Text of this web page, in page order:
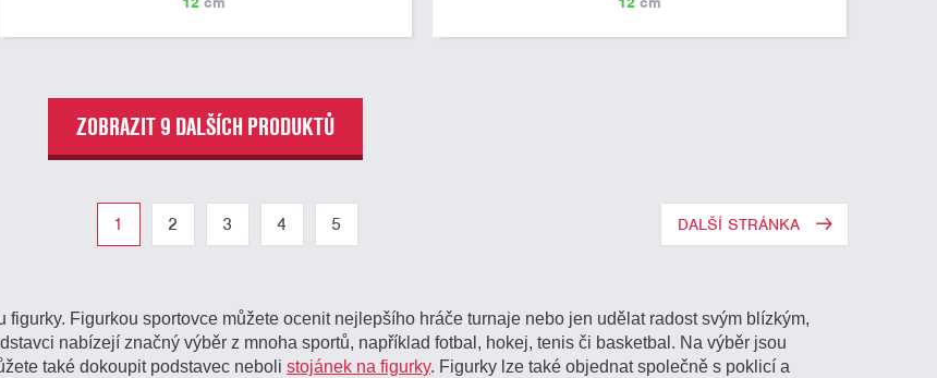
ZOBRAZIT 9 DALŠÍCH PRODUKTŮ
1 2 3 4 5 DALŠÍ STRÁNKA
Figurkou sportovce můžete ocenit nejlepšího hráče turnaje nebo jen udělat radost svým blízkým,
nabízejí značný výběr z mnoha sportů, například fotbal, hokej, tenis či basketbal. Na výběr jsou
také dokoupit podstavec neboli stojánek na figurky. Figurky lze také objednat společně s poklicí a